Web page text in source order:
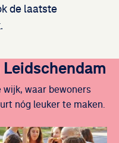
de laatste
wijk, waar bewoners
nóg leuker te maken.